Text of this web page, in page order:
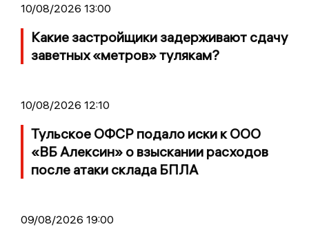
10/08/2026 13:00
Какие застройщики задерживают сдачу
заветных «метров» тулякам?
10/08/2026 12:10
Тульское ОФСР подало иски к ООО
«ВБ Алексин» о взыскании расходов
после атаки склада БПЛА
09/08/2026 19:00